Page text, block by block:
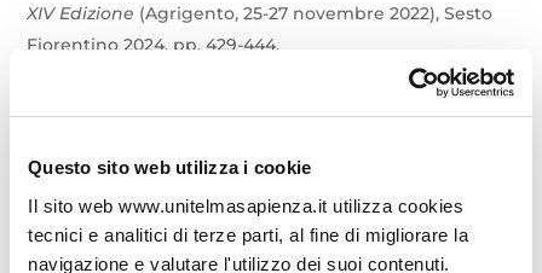
Questo sito web utilizza i cookie
Il sito web www.unitelmasapienza.it utilizza cookies
tecnici e analitici di terze parti, al fine di migliorare la
navigazione e valutare l'utilizzo dei suoi contenuti.
XIV Edizione (Agrigento, 25-27 novembre 2022), Sesto
Fiorentino 2024, pp. 429-444.
Fictiles Deae. L’apparato scultoreo del
Enzo Lippolis, Thiasos Monografie 20, Roma 2023, pp.
371-386.
Amara, G. Rignanese, G. Vannucci,Lo scavo
nell’angolo SE del tempio, tra la gradinata e lo